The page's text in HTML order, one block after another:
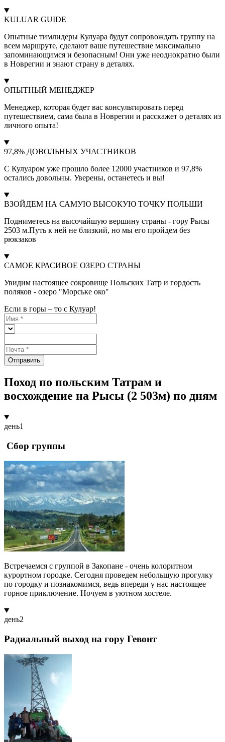
KULUAR GUIDE
Опытные тимлидеры Кулуара будут сопровождать группу на
всем маршруте, сделают ваше путешествие максимально
запоминающимся и безопасным! Они уже неоднократно были
в Новрегии и знают страну в деталях.
ОПЫТНЫЙ МЕНЕДЖЕР
Менеджер, которая будет вас консультировать перед
путешествием, сама была в Новрегии и расскажет о деталях из
личного опыта!
97,8% ДОВОЛЬНЫХ УЧАСТНИКОВ
С Кулуаром уже прошло более 12000 участников и 97,8%
остались довольны. Уверены, останетесь и вы!
ВЗОЙДЕМ НА САМУЮ ВЫСОКУЮ ТОЧКУ ПОЛЬШИ
Подниметесь на высочайшую вершину страны - гору Рысы
2503 м.Путь к ней не близкий, но мы его пройдем без
рюкзаков
САМОЕ КРАСИВОЕ ОЗЕРО СТРАНЫ
Увидим настоящее сокровище Польских Татр и гордость
поляков - озеро "Морське око"
Если в горы – то с Кулуар!
Отправить
Поход по польским Татрам и
восхождение на Рысы (2 503м) по дням
день1
Сбор группы
Встречаемся с группой в Закопане - очень колоритном
курортном городке. Сегодня проведем небольшую прогулку
по городку и познакомимся, ведь впереди у нас настоящее
горное приключение. Ночуем в уютном хостеле.
день2
Радиальный выход на гору Гевонт